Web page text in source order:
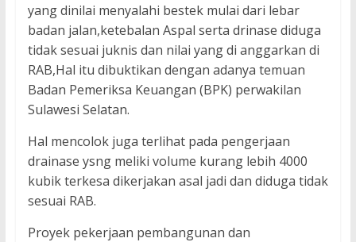
yang dinilai menyalahi bestek mulai dari lebar
badan jalan,ketebalan Aspal serta drinase diduga
tidak sesuai juknis dan nilai yang di anggarkan di
RAB,Hal itu dibuktikan dengan adanya temuan
Badan Pemeriksa Keuangan (BPK) perwakilan
Sulawesi Selatan.
Hal mencolok juga terlihat pada pengerjaan
drainase ysng meliki volume kurang lebih 4000
kubik terkesa dikerjakan asal jadi dan diduga tidak
sesuai RAB.
Proyek pekerjaan pembangunan dan